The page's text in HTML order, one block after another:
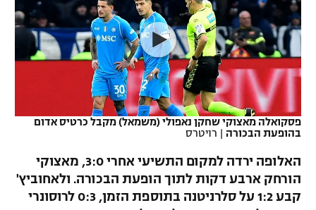
VOD
רץ ברשת
לוח שידורים
נבחרת ישראל
מכבי חיפה
בית"ר ירושלים
מכבי תל אביב
הפועל תל אביב
הפועל חיפה
ליגה ספרדית
ליגה איטלקית
ליגה צרפתית
ליגה הולנדית
ליגה טורקית
ליגה סינית
כדורסל נשים
מכבי תל אביב
הפועל חולון
הפועל ירושלים
יורוליג
יורוקאפ
טניס
כדוריד
כדורעף
ג'ודו
פסקואלה מאצוקי שחקן נאפולי (משמאל) מקבל כרטיס אדום
בהופעת הבכורה | רויטרס
האלופה ירדה למקום התשיעי אחרי 3:0, מאצוקי
הורחק ארבע דקות לתוך הופעת הבכורה. ולאחוביץ'
קבע 1:2 על סלרניטנה בתוספת הזמן, 0:3 לרוסונרי